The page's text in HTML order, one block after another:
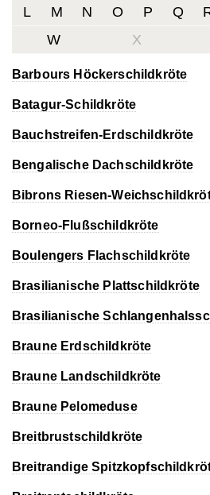
L
M N O P Q
W
X
Barbours Höckerschildkröte
Batagur-Schildkröte
Bauchstreifen-Erdschildkröte
Bengalische Dachschildkröte
Bibrons Riesen-
Borneo-Flußschildkröte
Boulengers Flachschildkröte
Brasilianische Plattschildkröte
Brasilianische
Braune Erdschildkröte
Braune Landschildkröte
Braune Pelomeduse
Breitbrustschildkröte
Breitrandige